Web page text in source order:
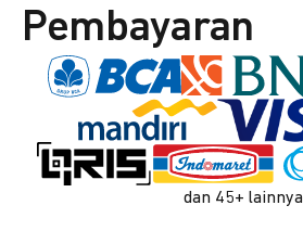
Pembayaran
dan 45+ lainnya